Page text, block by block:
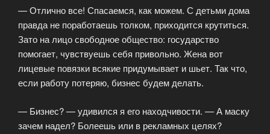
— Отлично все! Спасаемся, как можем. С детьми дома
правда не поработаешь толком, приходится крутиться.
Зато на лицо свободное общество: государство
помогает, чувствуешь себя привольно. Жена вот
лицевые повязки всякие придумывает и шьет. Так что,
если работу потеряю, бизнес будем делать.
— Бизнес? — удивился я его находчивости. — А маску
зачем надел? Болеешь или в рекламных целях?